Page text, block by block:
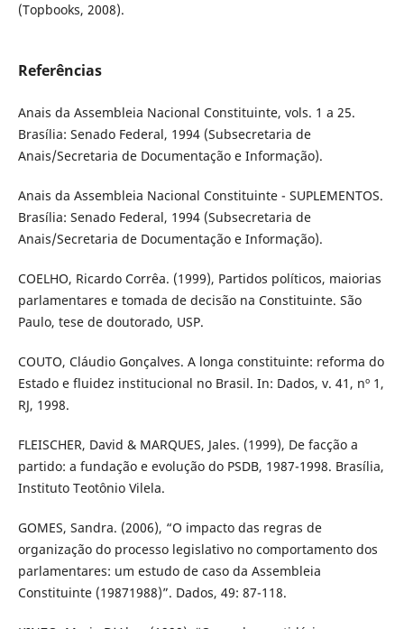
(Topbooks, 2008).
Referências
Anais da Assembleia Nacional Constituinte, vols. 1 a 25.
Brasília: Senado Federal, 1994 (Subsecretaria de
Anais/Secretaria de Documentação e Informação).
Anais da Assembleia Nacional Constituinte - SUPLEMENTOS.
Brasília: Senado Federal, 1994 (Subsecretaria de
Anais/Secretaria de Documentação e Informação).
COELHO, Ricardo Corrêa. (1999), Partidos políticos, maiorias
parlamentares e tomada de decisão na Constituinte. São
Paulo, tese de doutorado, USP.
COUTO, Cláudio Gonçalves. A longa constituinte: reforma do
Estado e fluidez institucional no Brasil. In: Dados, v. 41, nº 1,
RJ, 1998.
FLEISCHER, David & MARQUES, Jales. (1999), De facção a
partido: a fundação e evolução do PSDB, 1987-1998. Brasília,
Instituto Teotônio Vilela.
GOMES, Sandra. (2006), “O impacto das regras de
organização do processo legislativo no comportamento dos
parlamentares: um estudo de caso da Assembleia
Constituinte (19871988)”. Dados, 49: 87-118.